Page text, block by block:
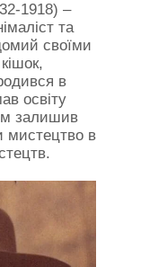
1918) –
та
своїми
в
освіту
залишив
мистецтво в